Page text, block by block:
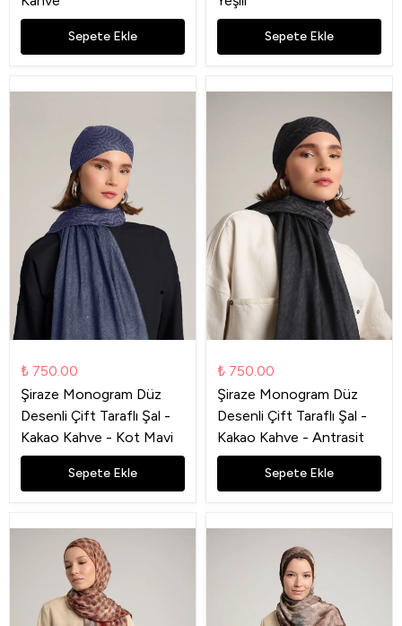
Sepete Ekle Sepete Ekle
₺ 750.00
Şiraze Monogram Düz
Desenli Çift Taraflı Şal -
Kakao Kahve - Kot Mavi
Sepete Ekle
₺ 750.00
Şiraze Monogram Düz
Desenli Çift Taraflı Şal -
Kakao Kahve - Antrasit
Sepete Ekle